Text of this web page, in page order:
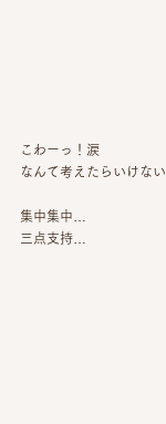
こわーっ！涙
なんて考えたらいけない
集中集中…
三点支持…